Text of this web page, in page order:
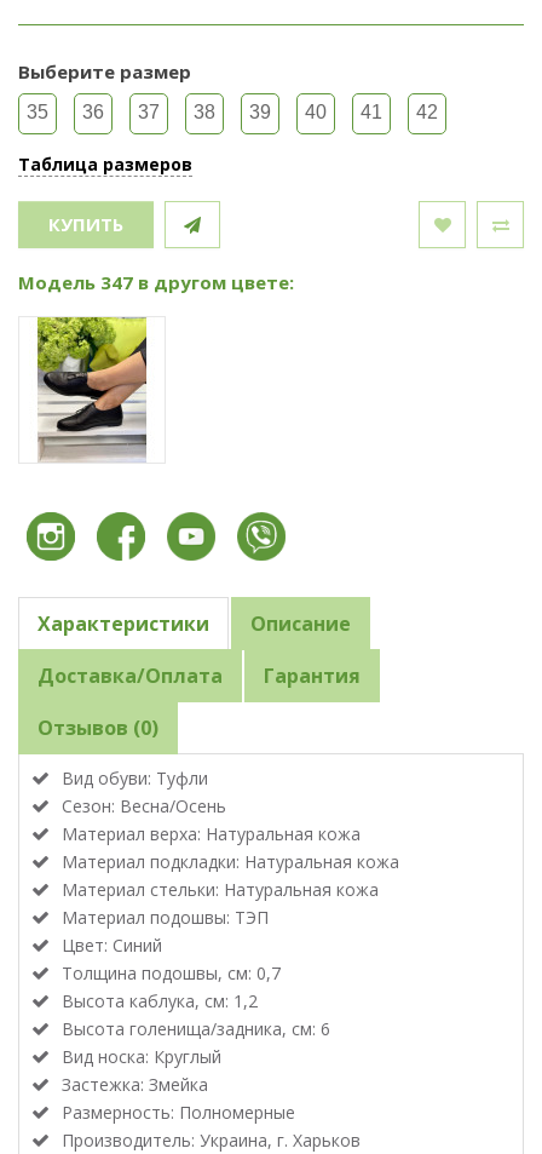
Выберите размер
35 36 37 38 39 40 41 42
Таблица размеров
КУПИТЬ
Модель 347 в другом цвете:
Характеристики
Описание
Доставка/Оплата
Гарантия
Отзывов (0)
Вид обуви: Туфли
Сезон: Весна/Осень
Материал верха: Натуральная кожа
Материал подкладки: Натуральная кожа
Материал стельки: Натуральная кожа
Материал подошвы: ТЭП
Цвет: Синий
Толщина подошвы, см: 0,7
Высота каблука, см: 1,2
Высота голенища/задника, см: 6
Вид носка: Круглый
Застежка: Змейка
Размерность: Полномерные
Производитель: Украина, г. Харьков